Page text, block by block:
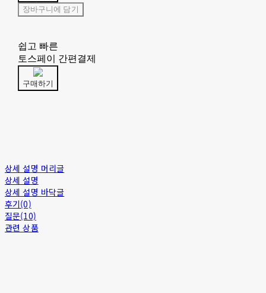
장바구니에 담기
쉽고 빠른
토스페이 간편결제
구매하기
상세 설명 머리글
상세 설명
상세 설명 바닥글
후기(0)
질문(10)
관련 상품